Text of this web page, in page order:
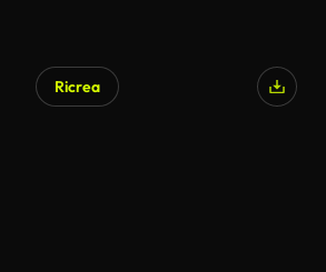
Ricrea